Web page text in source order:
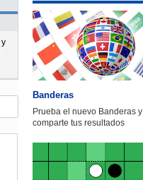
Banderas
Prueba el nuevo Banderas y
comparte tus resultados